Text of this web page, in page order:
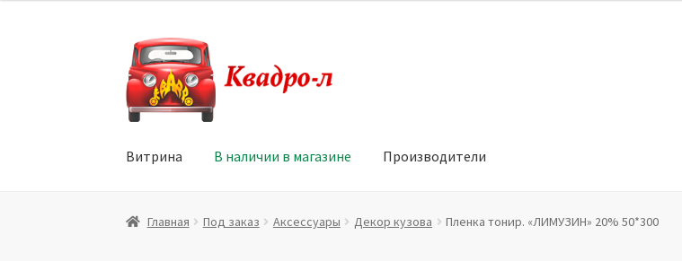
Перейти
к
навигации
Перейти
к
содержимому
Витрина В наличии в магазине Производители
Главная Витрина Мой аккаунт Политика в отношении обработки персональных данных
Главная Под заказ Аксессуары Декор кузова Пленка тонир. «ЛИМУЗИН» 20% 50*300